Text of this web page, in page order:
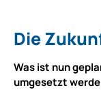
Die
Was ist nun
umgesetzt